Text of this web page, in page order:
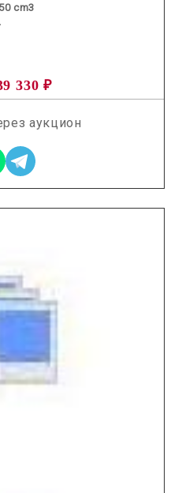
cm3
330 ₽
аукцион